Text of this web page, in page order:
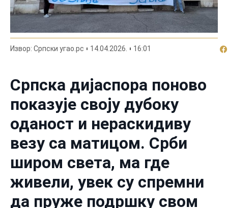
Извор: Српски угао.рс 14.04.2026. 16:01
Српска дијаспора поново
показује своју дубоку
оданост и нераскидиву
везу са матицом. Срби
широм света, ма где
живели, увек су спремни
да пруже подршку свом